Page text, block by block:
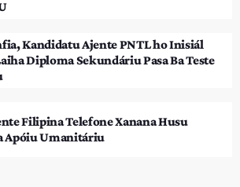
Kandidatu Ajente PNTL ho Inisiál
Diploma Sekundáriu Pasa Ba Teste
Filipina Telefone Xanana Husu
Apóiu Umanitáriu